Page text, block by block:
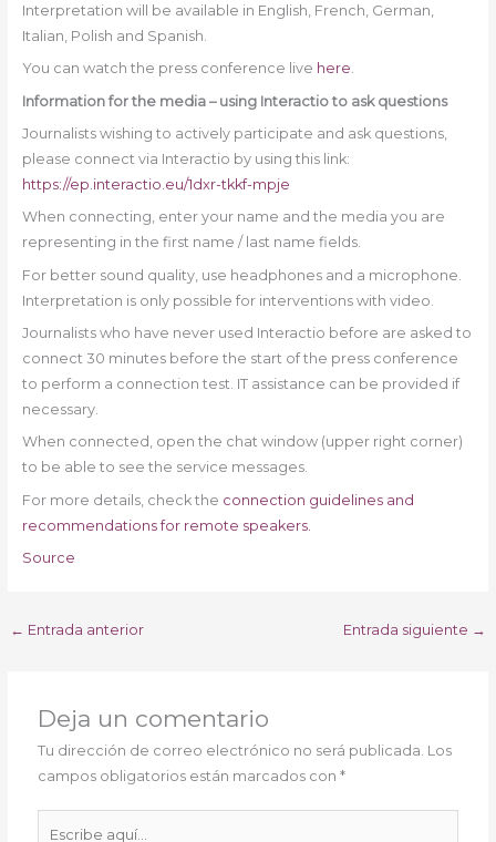
Interpretation will be available in English, French, German,
Italian, Polish and Spanish.
You can watch the press conference live here.
Information for the media – using Interactio to ask questions
Journalists wishing to actively participate and ask questions,
please connect via Interactio by using this link:
https://ep.interactio.eu/1dxr-tkkf-mpje
When connecting, enter your name and the media you are
representing in the first name / last name fields.
For better sound quality, use headphones and a microphone.
Interpretation is only possible for interventions with video.
Journalists who have never used Interactio before are asked to
connect 30 minutes before the start of the press conference
to perform a connection test. IT assistance can be provided if
necessary.
When connected, open the chat window (upper right corner)
to be able to see the service messages.
For more details, check the connection guidelines and
recommendations for remote speakers.
Source
← Entrada anterior Entrada siguiente →
Deja un comentario
Tu dirección de correo electrónico no será publicada. Los
campos obligatorios están marcados con*